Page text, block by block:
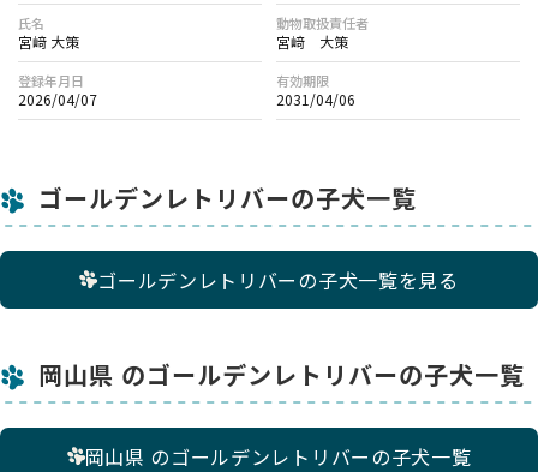
氏名
宮﨑 大策
動物取扱責任者
宮﨑 大策
登録年月日
2026/04/07
有効期限
2031/04/06
ゴールデンレトリバーの子犬一覧
ゴールデンレトリバーの子犬一覧を見る
岡山県 のゴールデンレトリバーの子犬一覧
岡山県 のゴールデンレトリバーの子犬一覧